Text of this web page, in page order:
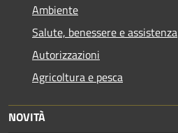
Ambiente
Salute, benessere e assistenza
Autorizzazioni
Agricoltura e pesca
NOVITÀ